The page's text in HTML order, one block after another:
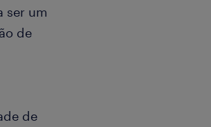
ser um
de
de